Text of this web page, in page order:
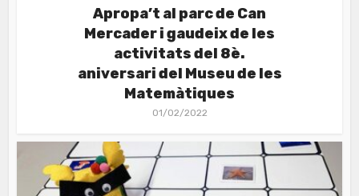
Apropa’t al parc de Can
Mercader i gaudeix de les
activitats del 8è.
aniversari del Museu de les
Matemàtiques
01/02/2022